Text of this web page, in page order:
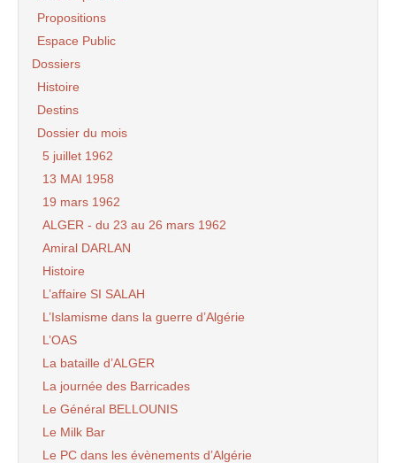
Propositions
Espace Public
Dossiers
Histoire
Destins
Dossier du mois
5 juillet 1962
13 MAI 1958
19 mars 1962
ALGER - du 23 au 26 mars 1962
Amiral DARLAN
Histoire
L’affaire SI SALAH
L’Islamisme dans la guerre d’Algérie
L’OAS
La bataille d’ALGER
La journée des Barricades
Le Général BELLOUNIS
Le Milk Bar
Le PC dans les évènements d’Algérie